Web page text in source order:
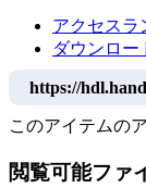
アクセスラ
ダウンロー
https://
このアイテムの
閲覧可能ファ